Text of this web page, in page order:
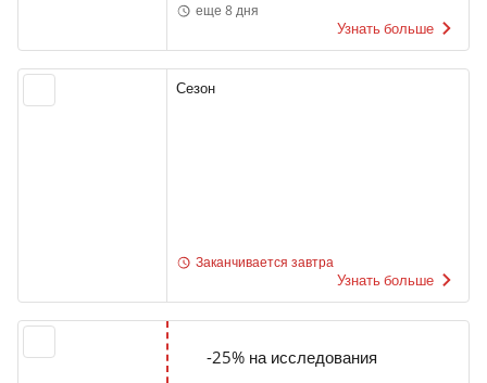
еще 8 дня
Узнать больше
Сезон
Заканчивается завтра
Узнать больше
-25% на исследования